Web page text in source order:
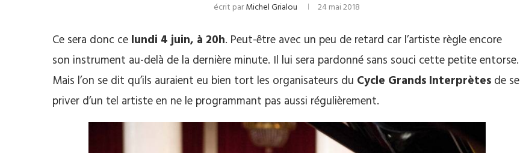
écrit parMichel Grialou 24 mai 2018
Ce sera donc ce lundi 4 juin, à 20h. Peut-être avec un peu de retard car l’artiste règle encore
son instrument au-delà de la dernière minute. Il lui sera pardonné sans souci cette petite entorse.
Mais l’on se dit qu’ils auraient eu bien tort les organisateurs du Cycle Grands Interprètes de se
priver d’un tel artiste en ne le programmant pas aussi régulièrement.